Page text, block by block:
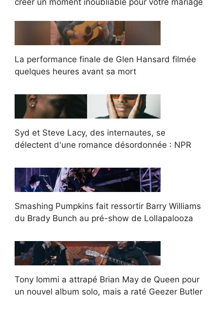
créer un moment inoubliable pour votre mariage
La performance finale de Glen Hansard filmée
quelques heures avant sa mort
Syd et Steve Lacy, des internautes, se
délectent d'une romance désordonnée : NPR
Smashing Pumpkins fait ressortir Barry Williams
du Brady Bunch au pré-show de Lollapalooza
Tony Iommi a attrapé Brian May de Queen pour
un nouvel album solo, mais a raté Geezer Butler